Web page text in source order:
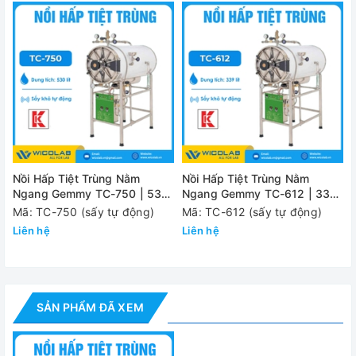
✅Khi thiếu nước nguồn tự ngắt- ngừng cấp nước và có
✅ Toàn bộ buồng hấp bằng thép không gỉ - Vỏ ngoài bằng
thép sơn tĩnh điện
Thông số kỹ thuật
MODEL WS-
Buồng hấp
Áp suất làm việc
Dải nhiệt độ cài
Thời gian tiệt
Nồi Hấp Tiệt Trùng Nằm
Ngang Gemmy TC-750 | 530
Lít - Sấy Tự Động
Mã: TC-750 (sấy tự động)
Liên hệ
Nồi Hấp Tiệt Trùng Nằm
Ngang Gemmy TC-612 | 339
Lít - Sấy Tự Động
Mã: TC-612 (sấy tự động)
Liên hệ
SẢN PHẨM ĐÃ XEM